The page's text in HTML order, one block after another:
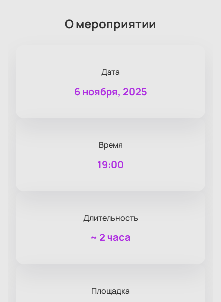
О мероприятии
Дата
6 ноября, 2025
Время
19:00
Длительность
~ 2 часа
Площадка